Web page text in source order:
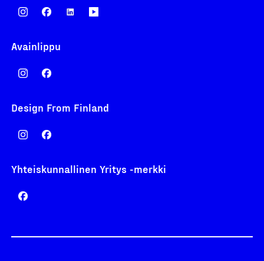
Avainlippu
Design From Finland
Yhteiskunnallinen Yritys -merkki